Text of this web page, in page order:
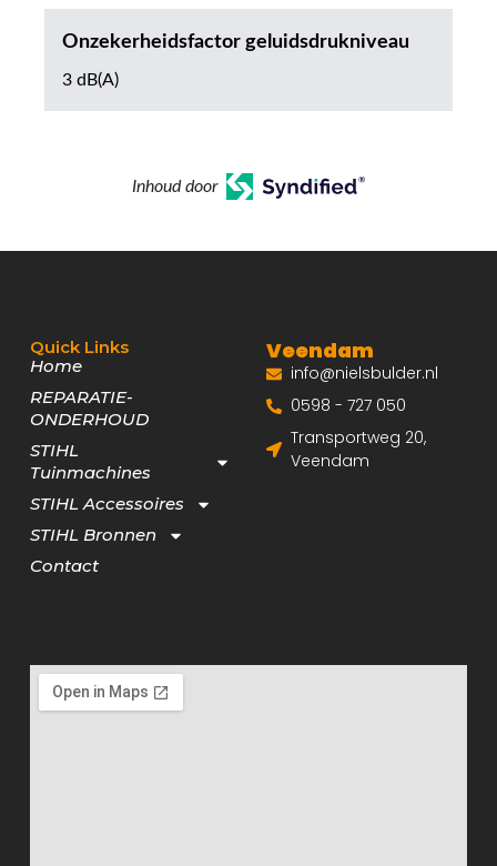
Onzekerheidsfactor geluidsdrukniveau
3 dB(A)
Inhoud door
Quick Links
Home
REPARATIE-
ONDERHOUD
STIHL
Tuinmachines
STIHL Accessoires
STIHL Bronnen
Contact
Veendam
info@nielsbulder.nl
0598 - 727 050
Transportweg 20,
Veendam